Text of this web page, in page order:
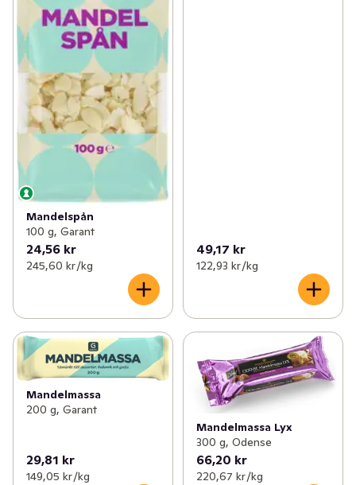
Mandelspån
100 g, Garant
24,56 kr
245,60 kr /kg
49,17 kr
122,93 kr /kg
Mandelmassa
200 g, Garant
29,81 kr
149,05 kr /kg
Mandelmassa Lyx
300 g, Odense
66,20 kr
220,67 kr /kg